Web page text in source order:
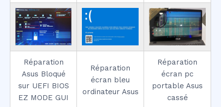
Réparation
Asus Bloqué
sur UEFI BIOS
EZ MODE GUI
Réparation
écran bleu
ordinateur Asus
Réparation
écran pc
portable Asus
cassé